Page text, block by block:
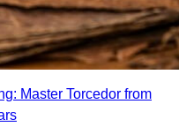
Master Torcedor from